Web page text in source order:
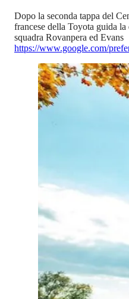
Dopo la seconda tappa del
francese della Toyota guida
squadra Rovanpera ed Evans
https://www.google.com/